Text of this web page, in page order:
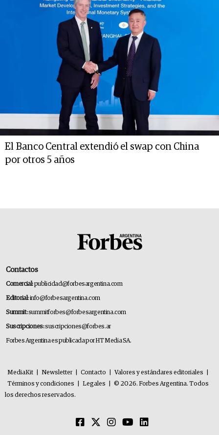
El Banco Central extendió el swap con China
por otros 5 años
Contactos
Comercial:publicidad@forbesargentina.com
Editorial:info@forbesargentina.com
Summit:summitforbes@forbesargentina.com
Suscripciones:suscripciones@forbes.ar
Forbes Argentina es publicada por HT Media SA.
MediaKit Newsletter Contacto Valores y estándares editoriales
Términos y condiciones
Legales
© 2026. Forbes Argentina. Todos
los derechos reservados.